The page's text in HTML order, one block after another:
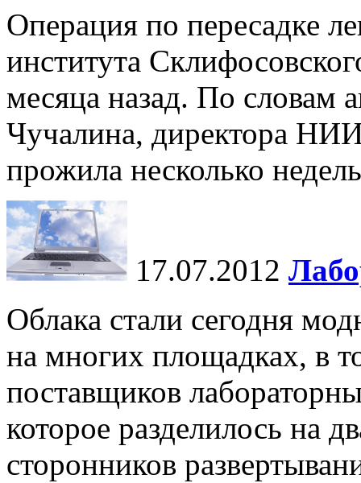
Операция по пересадке
института
месяца назад. По словам
Чучалина, директора
прожила несколько
17.07.2012
Облака стали сегодня
на многих площадках, в
поставщиков
которое разделилось на
сторонников